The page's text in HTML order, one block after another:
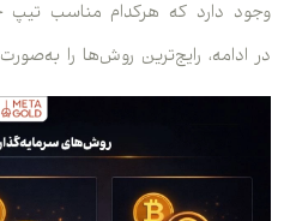
وجود دارد که هرکدام مناسب تیپ
در ادامه، رایج‌ترین روش‌ها را